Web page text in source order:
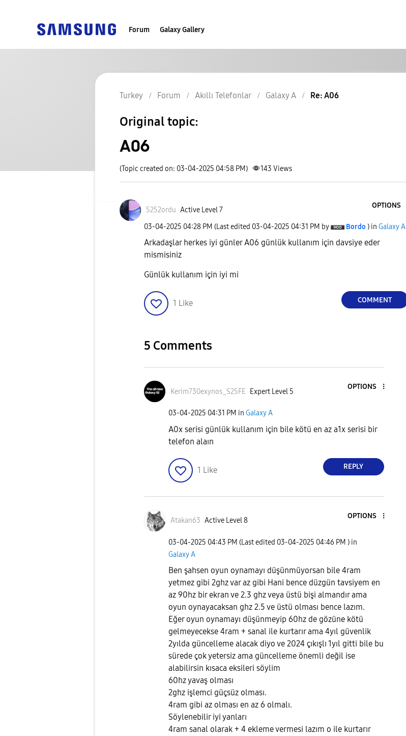
Forum Galaxy Gallery
Turkey Forum Akıllı Telefonlar Galaxy A Re: A06
Original topic:
A06
(Topic created on: 03-04-2025 04:58 PM) 143 Views
5252ordu Active Level 7
OPTIONS
‎03-04-2025 04:28 PM (Last edited ‎03-04-2025 04:31 PM by Bordo ) in Galaxy A
Arkadaşlar herkes iyi günler A06 günlük kullanım için davsiye eder
mismisiniz
Günlük kullanım için iyi mi
1 Like COMMENT
5 Comments
Kerim730exynos_ S25FE Expert Level 5
OPTIONS
‎03-04-2025 04:31 PM in Galaxy A
A0x serisi günlük kullanım için bile kötü en az a1x serisi bir
telefon alaın
1 Like REPLY
Atakan63 Active Level 8
OPTIONS
‎03-04-2025 04:43 PM (Last edited ‎03-04-2025 04:46 PM ) in
Galaxy A
Ben şahsen oyun oynamayı düşünmüyorsan bile 4ram
yetmez gibi 2ghz var az gibi Hani bence düzgün tavsiyem en
az 90hz bir ekran ve 2.3 ghz veya üstü bişi almandır ama
oyun oynayacaksan ghz 2.5 ve üstü olması bence lazım.
Eğer oyun oynamayı düşünmeyip 60hz de gözüne kötü
gelmeyecekse 4ram + sanal ile kurtarır ama 4yıl güvenlik
2yılda güncelleme alacak diyo ve 2024 çıkışlı 1yıl gitti bile bu
sürede çok yetersiz ama güncelleme önemli değil ise
alabilirsin kısaca eksileri söylim
60hz yavaş olması
2ghz işlemci güçsüz olması.
4ram gibi az olması en az 6 olmalı.
Söylenebilir iyi yanları
4ram sanal olarak + 4 ekleme vermesi lazım o ile kurtarır